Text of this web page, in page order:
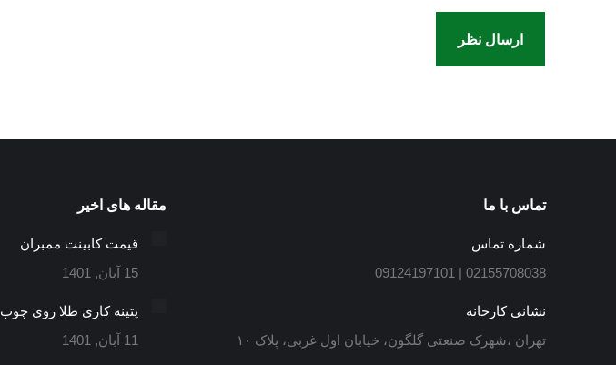
ارسال نظر
تماس با ما
شماره تماس
02155708038 | 09124197101
نشانی کارخانه
تهران ،شهرک صنعتی گلگون، خیابان اول غربی، پلاک ۱۰
مقاله های اخیر
قیمت کابینت ممبران
15 آبان, 1401
پتینه کاری طلا روی چوب
11 آبان, 1401